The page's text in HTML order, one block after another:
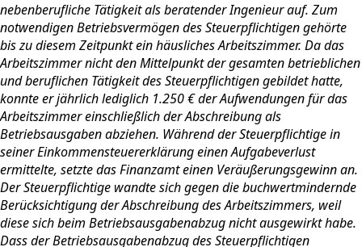
nebenberufliche Tätigkeit als beratender Ingenieur auf. Zum
notwendigen Betriebsvermögen des Steuerpflichtigen gehörte
bis zu diesem Zeitpunkt ein häusliches Arbeitszimmer. Da das
Arbeitszimmer nicht den Mittelpunkt der gesamten betrieblichen
und beruflichen Tätigkeit des Steuerpflichtigen gebildet hatte,
konnte er jährlich lediglich 1.250 € der Aufwendungen für das
Arbeitszimmer einschließlich der Abschreibung als
Betriebsausgaben abziehen. Während der Steuerpflichtige in
seiner Einkommensteuererklärung einen Aufgabeverlust
ermittelte, setzte das Finanzamt einen Veräußerungsgewinn an.
Der Steuerpflichtige wandte sich gegen die buchwertmindernde
Berücksichtigung der Abschreibung des Arbeitszimmers, weil
diese sich beim Betriebsausgabenabzug nicht ausgewirkt habe.
Dass der Betriebsausgabenabzug des Steuerpflichtigen